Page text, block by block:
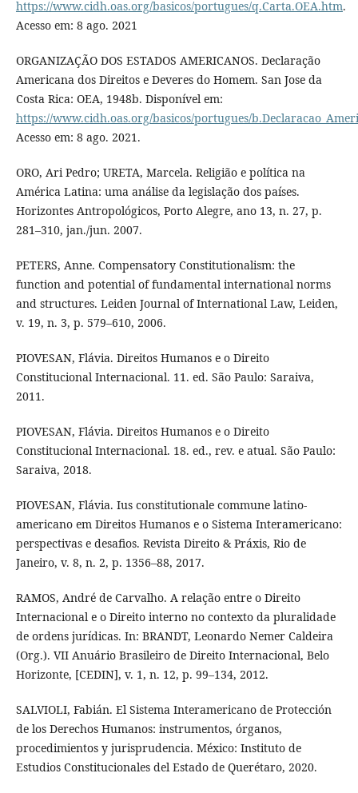
https://www.cidh.oas.org/basicos/portugues/q.Carta.OEA.htm.
Acesso em: 8 ago. 2021
ORGANIZAÇÃO DOS ESTADOS AMERICANOS. Declaração
Americana dos Direitos e Deveres do Homem. San Jose da
Costa Rica: OEA, 1948b. Disponível em:
https://www.cidh.oas.org/basicos/portugues/
Acesso em: 8 ago. 2021.
ORO, Ari Pedro; URETA, Marcela. Religião e política na
América Latina: uma análise da legislação dos países.
Horizontes Antropológicos, Porto Alegre, ano 13, n. 27, p.
281–310, jan./jun. 2007.
PETERS, Anne. Compensatory Constitutionalism: the
function and potential of fundamental international norms
and structures. Leiden Journal of International Law, Leiden,
v. 19, n. 3, p. 579–610, 2006.
PIOVESAN, Flávia. Direitos Humanos e o Direito
Constitucional Internacional. 11. ed. São Paulo: Saraiva,
2011.
PIOVESAN, Flávia. Direitos Humanos e o Direito
Constitucional Internacional. 18. ed., rev. e atual. São Paulo:
Saraiva, 2018.
PIOVESAN, Flávia. Ius constitutionale commune latino-
americano em Direitos Humanos e o Sistema Interamericano:
perspectivas e desafios. Revista Direito & Práxis, Rio de
Janeiro, v. 8, n. 2, p. 1356–88, 2017.
RAMOS, André de Carvalho. A relação entre o Direito
Internacional e o Direito interno no contexto da pluralidade
de ordens jurídicas. In: BRANDT, Leonardo Nemer Caldeira
(Org.). VII Anuário Brasileiro de Direito Internacional, Belo
Horizonte, [CEDIN], v. 1, n. 12, p. 99–134, 2012.
SALVIOLI, Fabián. El Sistema Interamericano de Protección
de los Derechos Humanos: instrumentos, órganos,
procedimientos y jurisprudencia. México: Instituto de
Estudios Constitucionales del Estado de Querétaro, 2020.